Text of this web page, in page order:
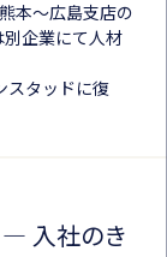
本～広島支店の
企業にて人材
スタッドに復
― 入社のき